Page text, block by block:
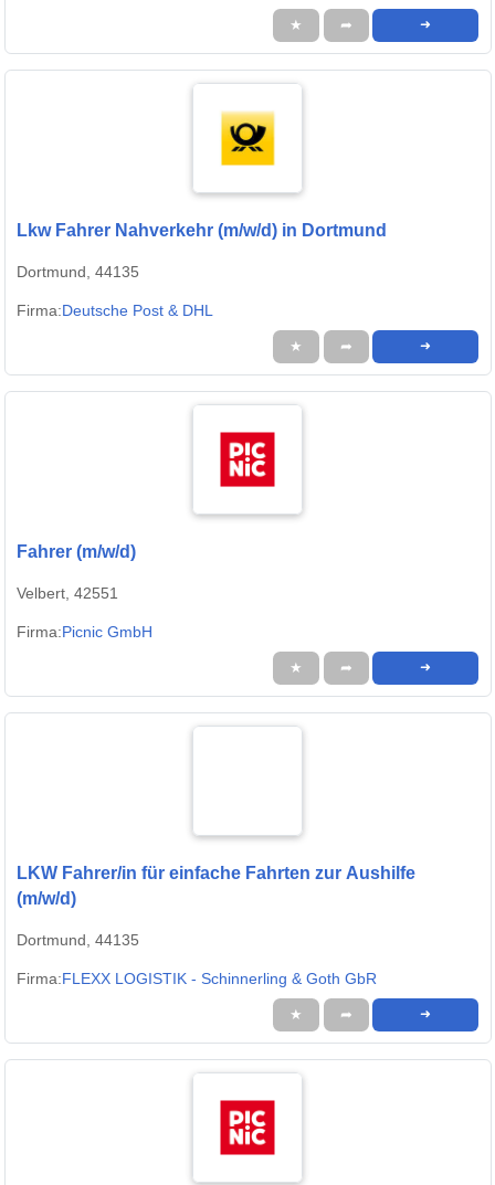
★ ➦ ➜
Lkw Fahrer Nahverkehr (m/w/d) in Dortmund
Dortmund, 44135
Firma:Deutsche Post & DHL
★ ➦ ➜
Fahrer (m/w/d)
Velbert, 42551
Firma:Picnic GmbH
★ ➦ ➜
LKW Fahrer/in für einfache Fahrten zur Aushilfe
(m/w/d)
Dortmund, 44135
Firma:FLEXX LOGISTIK - Schinnerling & Goth GbR
★ ➦ ➜